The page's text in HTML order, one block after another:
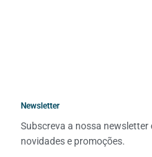
Newsletter
Subscreva a nossa newsletter
novidades e promoções.